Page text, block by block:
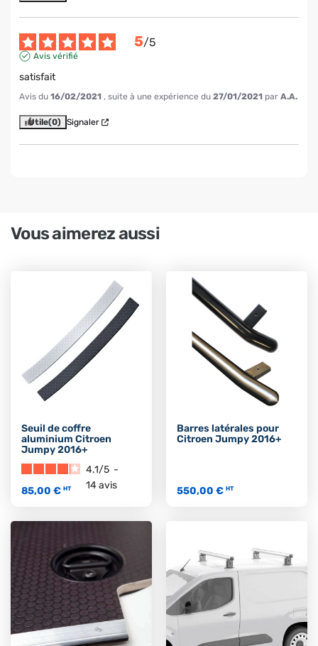
5/5
Avis vérifié
satisfait
Avis du 16/02/2021 , suite à une expérience du 27/01/2021 par A.A.
Utile(0) Signaler
Vous aimerez aussi
Seuil de coffre
aluminium Citroen
Jumpy 2016+
4.1/5 -
14avis
85,00 € HT
Barres latérales pour
Citroen Jumpy 2016+
550,00 € HT